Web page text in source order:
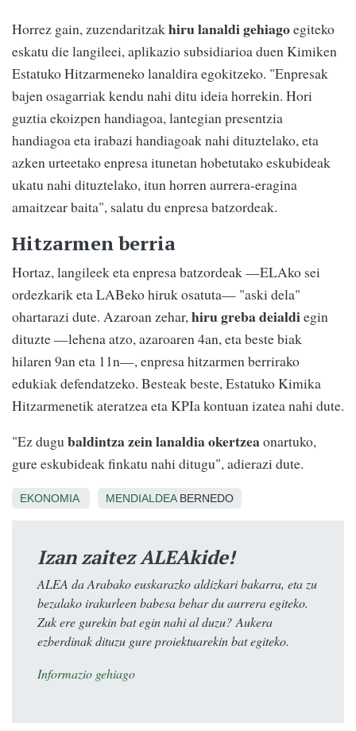
Horrez gain, zuzendaritzakhiru lanaldi gehiagoegiteko
eskatu die langileei, aplikazio subsidiarioa duen Kimiken
Estatuko Hitzarmeneko lanaldira egokitzeko. "Enpresak
bajen osagarriak kendu nahi ditu ideia horrekin. Hori
guztia ekoizpen handiagoa, lantegian presentzia
handiagoa eta irabazi handiagoak nahi dituztelako, eta
azken urteetako enpresa itunetan hobetutako eskubideak
ukatu nahi dituztelako, itun horren aurrera-eragina
amaitzear baita", salatu du enpresa batzordeak.
Hitzarmen berria
Hortaz, langileek eta enpresa batzordeak —ELAko sei
ordezkarik eta LABeko hiruk osatuta— "aski dela"
ohartarazi dute. Azaroan zehar, hiru greba deialdiegin
dituzte —lehena atzo, azaroaren 4an, eta beste biak
hilaren 9an eta 11n—, enpresa hitzarmen berrirako
edukiak defendatzeko. Besteak beste, Estatuko Kimika
Hitzarmenetik ateratzea eta KPIa kontuan izatea nahi dute.
"Ez dugubaldintza zein lanaldia okertzeaonartuko,
gure eskubideak finkatu nahi ditugu", adierazi dute.
EKONOMIA MENDIALDEABERNEDO
Izan zaitez ALEAkide!
ALEA da Arabako euskarazko aldizkari bakarra, eta zu
bezalako irakurleen babesa behar du aurrera egiteko.
Zuk ere gurekin bat egin nahi al duzu? Aukera
ezberdinak dituzu gure proiektuarekin bat egiteko.
Informazio gehiago